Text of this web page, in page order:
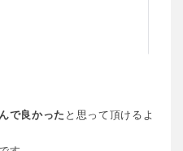
で良かった と思って頂けるよ